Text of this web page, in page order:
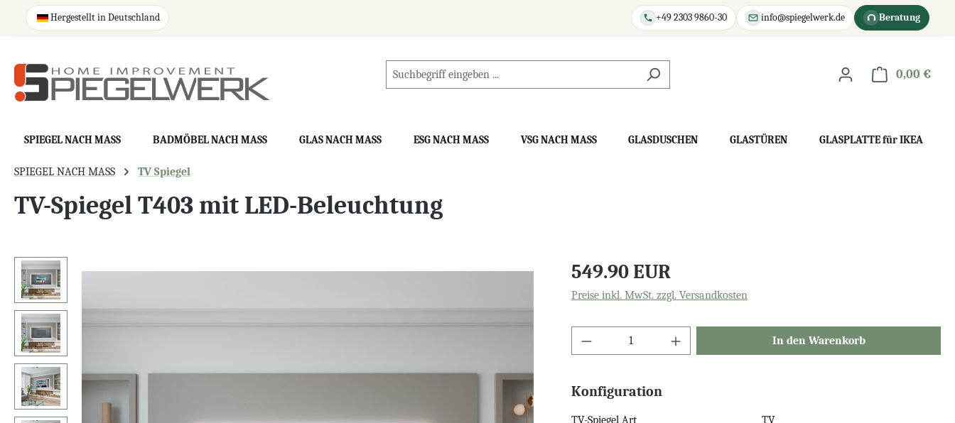
Zur Hauptnavigation springen
Hergestellt in Deutschland +49 2303 9860-30 info@spiegelwerk.de Beratung
0,00 €
SPIEGEL NACH MASS BADMÖBEL NACH MASS GLAS NACH MASS ESG NACH MASS VSG NACH MASS GLASDUSCHEN GLASTÜREN GLASPLATTE für IKEA
SPIEGEL NACH MASS TV Spiegel
TV-Spiegel T403 mit LED-Beleuchtung
Bildergalerie überspringen 549.90 EUR
Preise inkl. MwSt. zzgl. Versandkosten
In den Warenkorb
Konfiguration
TV-Spiegel Art TV